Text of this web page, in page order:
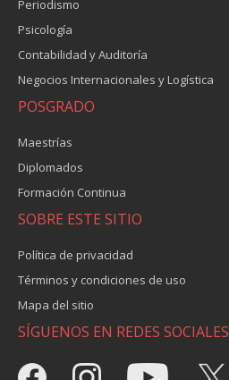
Periodismo
Psicología
Contabilidad y Auditoría
Negocios Internacionales y Logística
POSGRADO
Maestrías
Diplomados
Formación Continua
SOBRE ESTE SITIO
Política de privacidad
Términos y condiciones de uso
Mapa del sitio
SÍGUENOS EN REDES SOCIALES